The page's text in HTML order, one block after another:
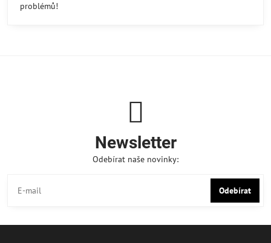
problémů!
Newsletter
Odebírat naše novinky:
Odebírat